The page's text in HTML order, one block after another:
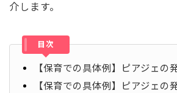
介します。
目次
【保育での具体例】ピアジェの
【保育での具体例】ピアジェの